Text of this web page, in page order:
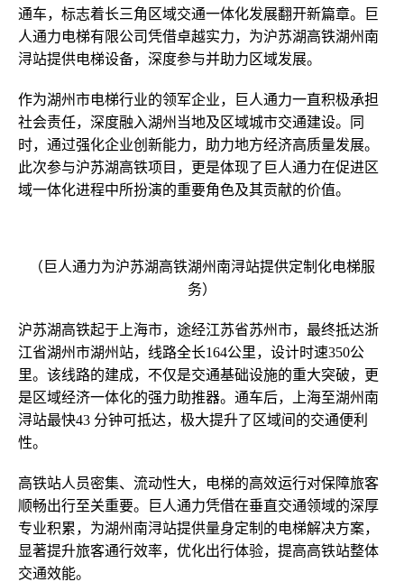
通车，标志着长三角区域交通一体化发展翻开新篇章。巨
人通力电梯有限公司凭借卓越实力，为沪苏湖高铁湖州南
浔站提供电梯设备，深度参与并助力区域发展。
作为湖州市电梯行业的领军企业，巨人通力一直积极承担
社会责任，深度融入湖州当地及区域城市交通建设。同
时，通过强化企业创新能力，助力地方经济高质量发展。
此次参与沪苏湖高铁项目，更是体现了巨人通力在促进区
域一体化进程中所扮演的重要角色及其贡献的价值。
（巨人通力为沪苏湖高铁湖州南浔站提供定制化电梯服
务）
沪苏湖高铁起于上海市，途经江苏省苏州市，最终抵达浙
江省湖州市湖州站，线路全长164公里，设计时速350公
里。该线路的建成，不仅是交通基础设施的重大突破，更
是区域经济一体化的强力助推器。通车后，上海至湖州南
浔站最快43 分钟可抵达，极大提升了区域间的交通便利
性。
高铁站人员密集、流动性大，电梯的高效运行对保障旅客
顺畅出行至关重要。巨人通力凭借在垂直交通领域的深厚
专业积累，为湖州南浔站提供量身定制的电梯解决方案，
显著提升旅客通行效率，优化出行体验，提高高铁站整体
交通效能。